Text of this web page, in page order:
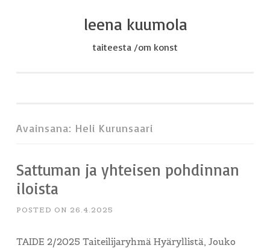
leena kuumola
taiteesta /om konst
Avainsana: Heli Kurunsaari
Sattuman ja yhteisen pohdinnan
iloista
POSTED ON 26.4.2025
TAIDE 2/2025 Taiteilijaryhmä Hyäryllistä, Jouko